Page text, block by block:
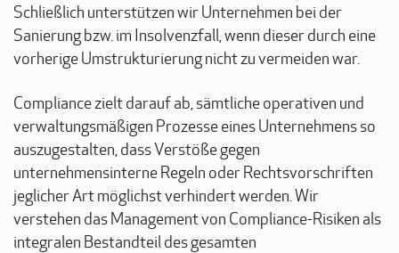
Schließlich unterstützen wir Unternehmen bei der
Sanierung bzw. im Insolvenzfall, wenn dieser durch eine
vorherige Umstrukturierung nicht zu vermeiden war.
Compliance zielt darauf ab, sämtliche operativen und
verwaltungsmäßigen Prozesse eines Unternehmens so
auszugestalten, dass Verstöße gegen
unternehmensinterne Regeln oder Rechtsvorschriften
jeglicher Art möglichst verhindert werden. Wir
verstehen das Management von Compliance-Risiken als
integralen Bestandteil des gesamten